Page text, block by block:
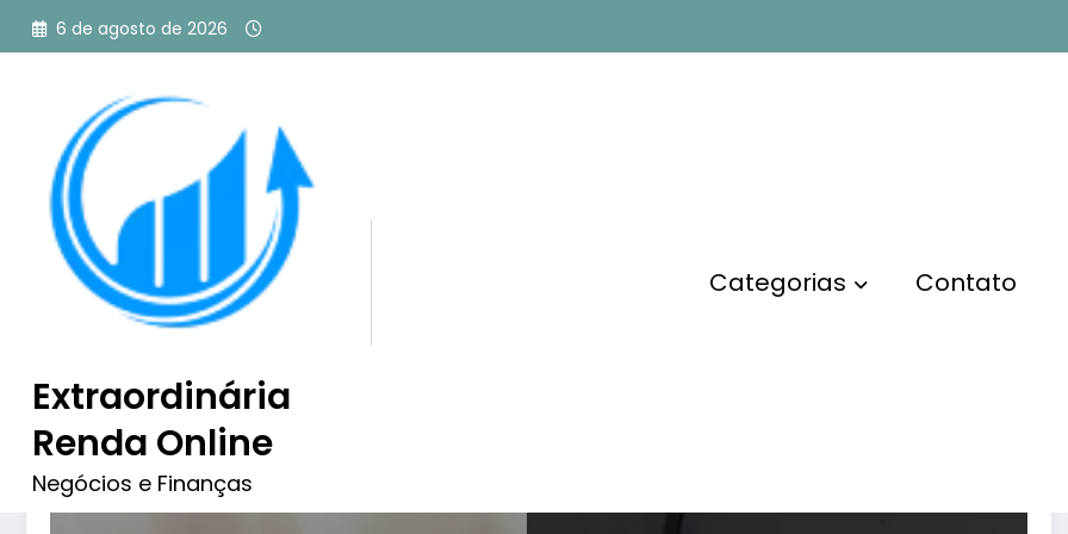
Pular
para
6 de agosto de 2026
Extraordinária
Renda Online
Negócios e Finanças
Categorias Contato
Tag: Pinterest ads